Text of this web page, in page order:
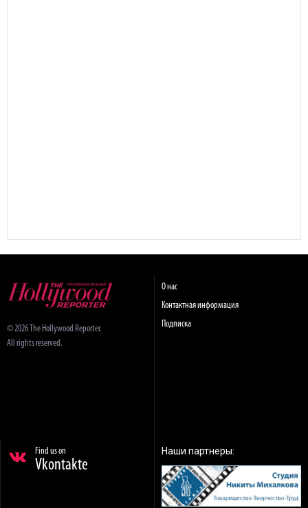
© 2026 The Hollywood Reporter.
All rights reserved.
О нас
Контактная информация
Подписка
Find us on
Vkontakte
Наши партнеры: